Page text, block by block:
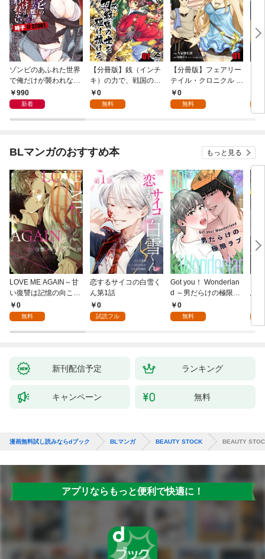
ゾンビのあふれた世界
で俺だけが襲われない
時子 IF STORY 1
990
新着
【分冊版】銭（インチ
キ）の力で、戦国の世
を駆け抜ける。 第1話
0
無料
【分冊版】フェアリー
テイル・クロニクル ～
空気読まない異世界ラ
イフ～ 第1話
0
無料
BLマンガのおすすめ本 もっと見る
LOVE ME AGAIN～甘
い復讐は記憶の向こう
側～(1)
0
無料
恋するサイコの白雪く
ん第1話
0
試読フル
Got you！ Wonderlan
d ～男だらけの極限ラ
ブ～(1)
0
無料
鳥
新刊配信予定 ランキング
キャンペーン 無料
漫画無料試し読みならdブック BLマンガ BEAUTY STOCK BEAUTY
アプリならもっと便利で快適に！